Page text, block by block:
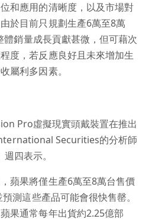
和應用的清晰度，以及市場對
於目前只規劃生產6萬至8萬
銷量成長貢獻甚微，但可藉次
度，若反應良好且未來增加生
屬利多因素。
Pro虛擬現實頭戴裝置在推出
Securities的分析師
四表示。
蘋果將僅生產6萬至8萬台售價
測這些產品可能會很快售罄。
果通常每年出貨約2.25億部